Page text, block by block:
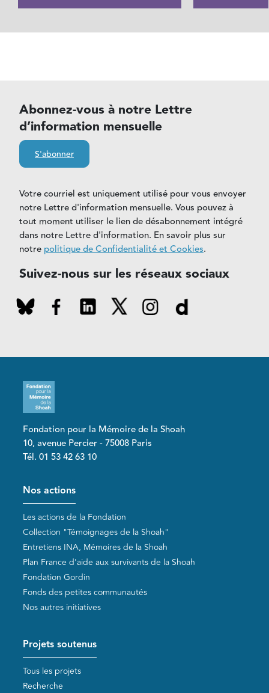
Abonnez-vous à notre Lettre
d’information mensuelle
S'abonner
Votre courriel est uniquement utilisé pour vous envoyer
notre Lettre d'information mensuelle. Vous pouvez à
tout moment utiliser le lien de désabonnement intégré
dans notre Lettre d'information. En savoir plus sur
notre politique de Confidentialité et Cookies.
Suivez-nous sur les réseaux sociaux
Fondation pour la Mémoire de la Shoah
10, avenue Percier - 75008 Paris
Tél. 01 53 42 63 10
Pied de page
Nos actions
Les actions de la Fondation
Collection "Témoignages de la Shoah"
Entretiens INA, Mémoires de la Shoah
Plan France d'aide aux survivants de la Shoah
Fondation Gordin
Fonds des petites communautés
Nos autres initiatives
Projets soutenus
Tous les projets
Recherche